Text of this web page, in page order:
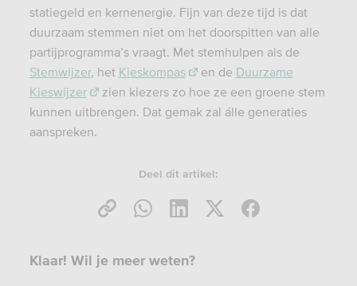
statiegeld en kernenergie. Fijn van deze tijd is dat
duurzaam stemmen niet om het doorspitten van alle
partijprogramma’s vraagt. Met stemhulpen als de
Stemwijzer, het Kieskompas en de Duurzame
Kieswijzer
zien kiezers zo hoe ze een groene stem
kunnen uitbrengen. Dat gemak zal álle generaties
aanspreken.
Deel dit artikel:
Klaar! Wil je meer weten?